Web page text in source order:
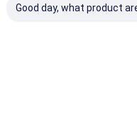
Kwaliteit
Tianjin Shiny-Metals
Good day, what product